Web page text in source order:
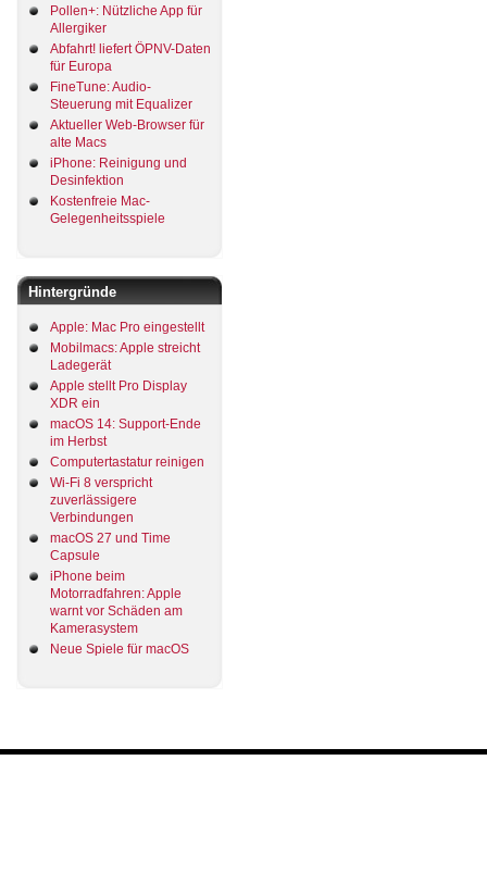
Pollen+: Nützliche App für
Allergiker
Abfahrt! liefert ÖPNV-Daten
für Europa
FineTune: Audio-
Steuerung mit Equalizer
Aktueller Web-Browser für
alte Macs
iPhone: Reinigung und
Desinfektion
Kostenfreie Mac-
Gelegenheitsspiele
Hintergründe
Apple: Mac Pro eingestellt
Mobilmacs: Apple streicht
Ladegerät
Apple stellt Pro Display
XDR ein
macOS 14: Support-Ende
im Herbst
Computertastatur reinigen
Wi-Fi 8 verspricht
zuverlässigere
Verbindungen
macOS 27 und Time
Capsule
iPhone beim
Motorradfahren: Apple
warnt vor Schäden am
Kamerasystem
Neue Spiele für macOS